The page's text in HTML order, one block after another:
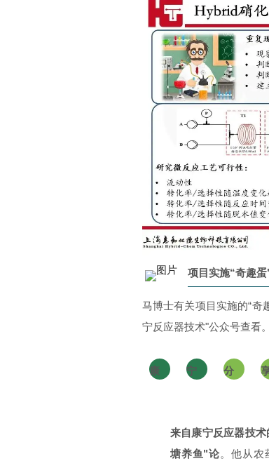
项目实施“奇趣
马博士有关项目实施的“奇
宁反应器技术"公众号查看。
康 宁 分
来自康宁反应器技
塘养鱼"论。他从农